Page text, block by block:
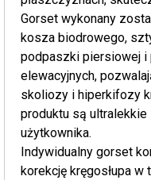
Gorset wykonany
kosza biodrowego,
podpaszki piersiowej i
elewacyjnych,
skoliozy i hiperkifozy
produktu są
użytkownika.
Indywidualny gorset
korekcję kręgosłupa w